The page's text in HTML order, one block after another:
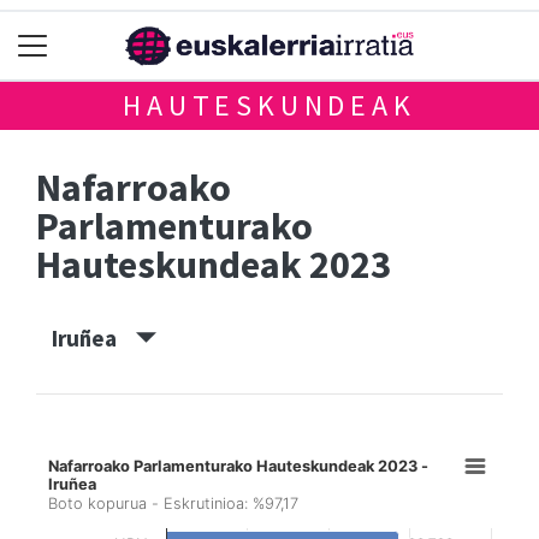
HAUTESKUNDEAK
Nafarroako
Parlamenturako
Hauteskundeak 2023
Iruñea
Nafarroako Parlamenturako Hauteskundeak 2023 -
Iruñea
Boto kopurua - Eskrutinioa: %97,17